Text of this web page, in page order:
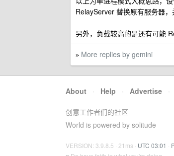
RelayServer 替换原有服务器，
另外，负载较高的是还有可能
» More replies by gemini
About · Help · Advertise ·
创意工作者们的社区
World is powered by solitude
VERSION: 3.9.8.5 · 21ms · UTC 03:01 ·